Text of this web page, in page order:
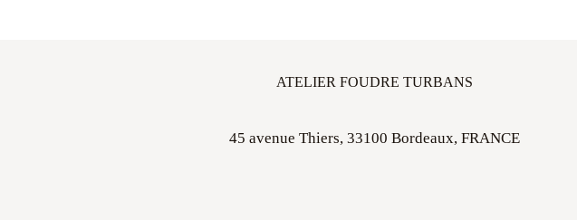
ATELIER FOUDRE TURBANS
45 avenue Thiers, 33100 Bordeaux, FRANCE